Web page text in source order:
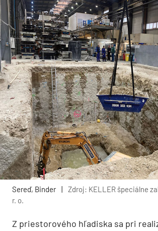
Sereď, Binder |
Zdroj: KELLER špeciálne
r. o.
Z priestorového hľadiska sa pri